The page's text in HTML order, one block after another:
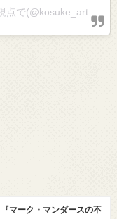
ホラノコウスケ / 全国のアートを独自の視点で(@kosuke_art)がシェアした投稿
『マーク・マンダースの不